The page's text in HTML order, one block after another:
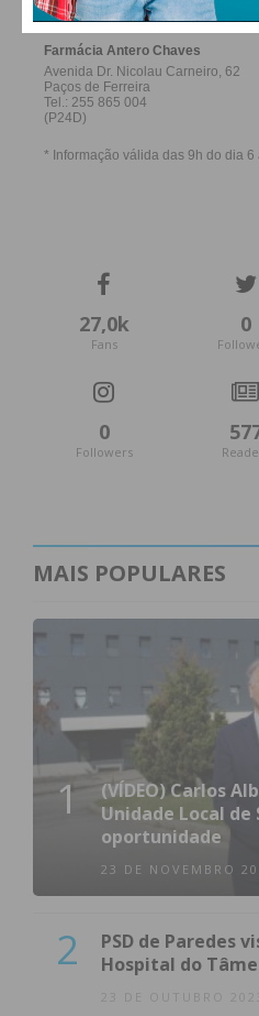
27,0k
Fans
0
0
Followers
MAIS POPULARES
1
(VÍDEO) Carlos
Unidade Local de
oportunidade
23 DE NOVEMBRO
2
PSD de Paredes
Hospital do
23 DE OUTUBRO 2023